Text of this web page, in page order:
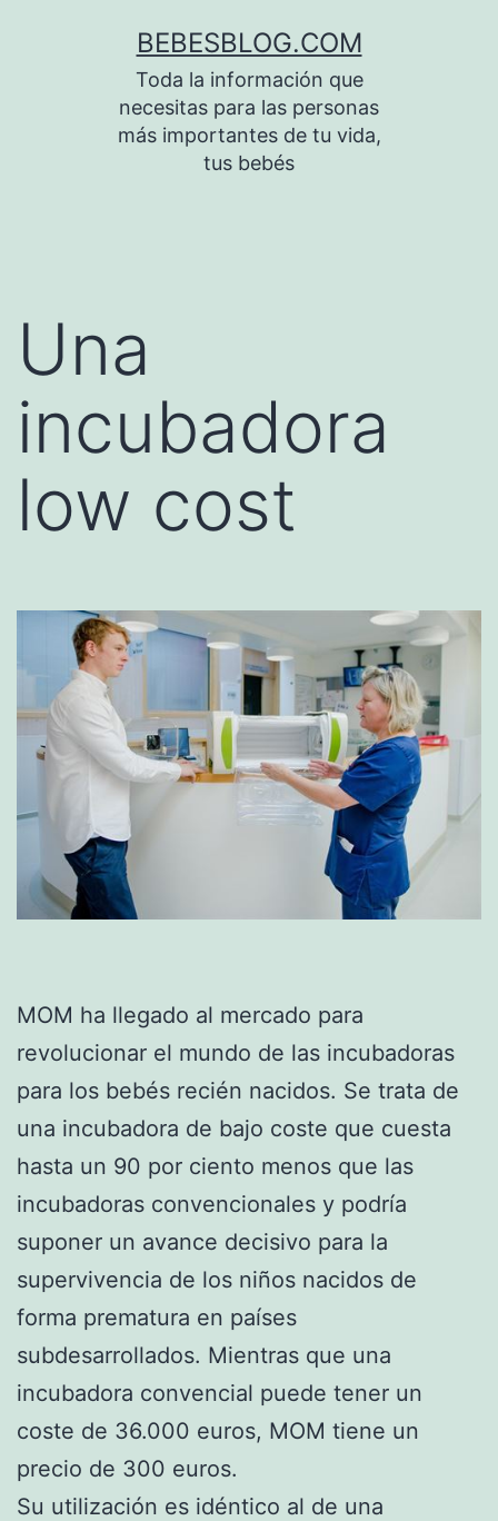
BEBESBLOG.COM
Toda la información que
necesitas para las personas
más importantes de tu vida,
tus bebés
Una
incubadora
low cost
MOM ha llegado al mercado para
revolucionar el mundo de las incubadoras
para los bebés recién nacidos. Se trata de
una incubadora de bajo coste que cuesta
hasta un 90 por ciento menos que las
incubadoras convencionales y podría
suponer un avance decisivo para la
supervivencia de los niños nacidos de
forma prematura en países
subdesarrollados. Mientras que una
incubadora convencial puede tener un
coste de 36.000 euros, MOM tiene un
precio de 300 euros.
Su utilización es idéntico al de una